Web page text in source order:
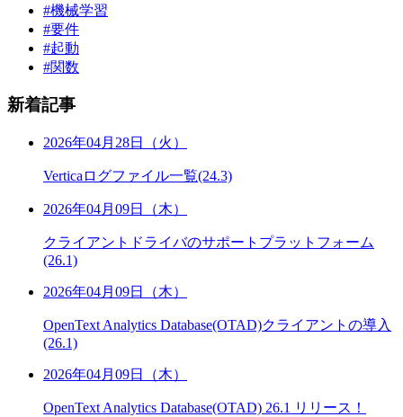
#機械学習
#要件
#起動
#関数
新着記事
2026年04月28日（火）
Verticaログファイル一覧(24.3)
2026年04月09日（木）
クライアントドライバのサポートプラットフォーム
(26.1)
2026年04月09日（木）
OpenText Analytics Database(OTAD)クライアントの導入
(26.1)
2026年04月09日（木）
OpenText Analytics Database(OTAD) 26.1 リリース！